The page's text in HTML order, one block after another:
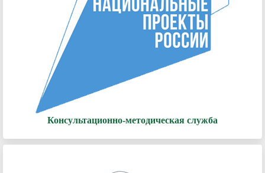
Консультационно-методическая служба